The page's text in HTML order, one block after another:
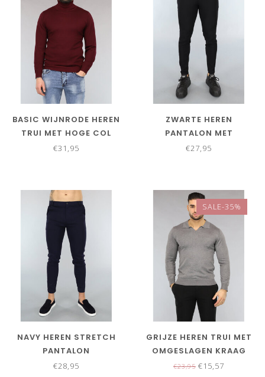
BASIC WIJNRODE HEREN
TRUI MET HOGE COL
€31,95
ZWARTE HEREN
PANTALON MET
SIERZAKKEN
€27,95
NAVY HEREN STRETCH
PANTALON
€28,95
SALE-35%
GRIJZE HEREN TRUI MET
OMGESLAGEN KRAAG
€23,95 €15,57